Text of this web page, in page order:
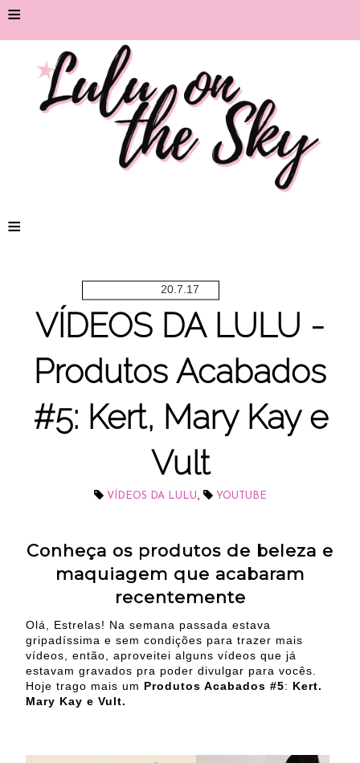
≡
≡
20.7.17
VÍDEOS DA LULU -
Produtos Acabados
#5: Kert, Mary Kay e
Vult
VÍDEOS DA LULU, YOUTUBE
Conheça os produtos de beleza e
maquiagem que acabaram
recentemente
Olá, Estrelas! Na semana passada estava
gripadíssima e sem condições para trazer mais
vídeos, então, aproveitei alguns vídeos que já
estavam gravados pra poder divulgar para vocês.
Hoje trago mais um Produtos Acabados #5: Kert.
Mary Kay e Vult.